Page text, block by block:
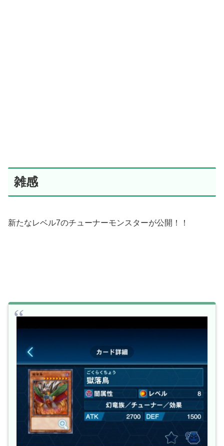
雑感
新たなレベル7のチューナーモンスターが公開！！